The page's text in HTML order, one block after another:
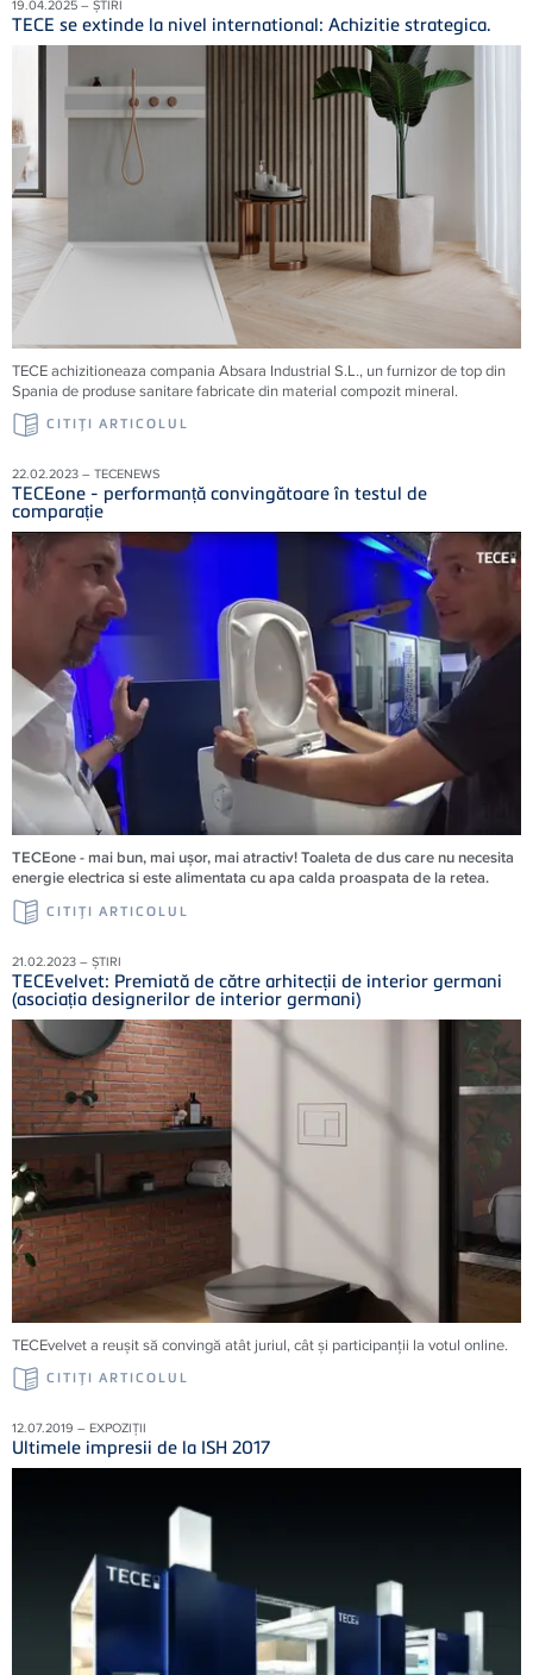
19.04.2025 – ȘTIRI
TECE se extinde la nivel international: Achizitie strategica.
TECE achizitioneaza compania Absara Industrial S.L., un furnizor de top din
Spania de produse sanitare fabricate din material compozit mineral.
CITIŢI ARTICOLUL
22.02.2023 – TECENEWS
TECEone - performanță convingătoare în testul de
comparație
TECEone - mai bun, mai ușor, mai atractiv! Toaleta de dus care nu necesita
energie electrica si este alimentata cu apa calda proaspata de la retea.
CITIŢI ARTICOLUL
21.02.2023 – ȘTIRI
TECEvelvet: Premiată de către arhitecții de interior germani
(asociația designerilor de interior germani)
TECEvelvet a reușit să convingă atât juriul, cât și participanții la votul online.
CITIŢI ARTICOLUL
12.07.2019 – EXPOZIȚII
Ultimele impresii de la ISH 2017